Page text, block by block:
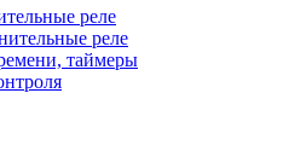
реле
реле
таймеры